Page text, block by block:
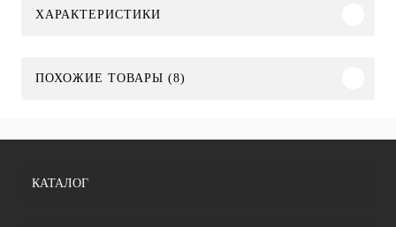
ХАРАКТЕРИСТИКИ
ПОХОЖИЕ ТОВАРЫ (8)
КАТАЛОГ